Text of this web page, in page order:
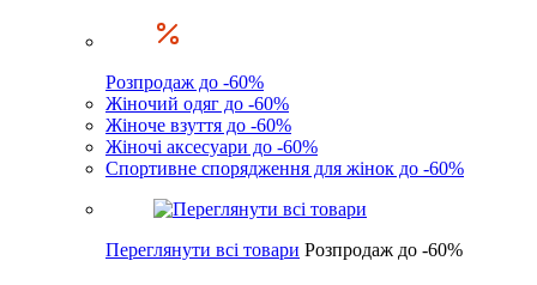
Розпродаж до -60%
Жіночий одяг до -60%
Жіноче взуття до -60%
Жіночі аксесуари до -60%
Спортивне спорядження для жінок до -60%
Переглянути всі товари Розпродаж до -60%